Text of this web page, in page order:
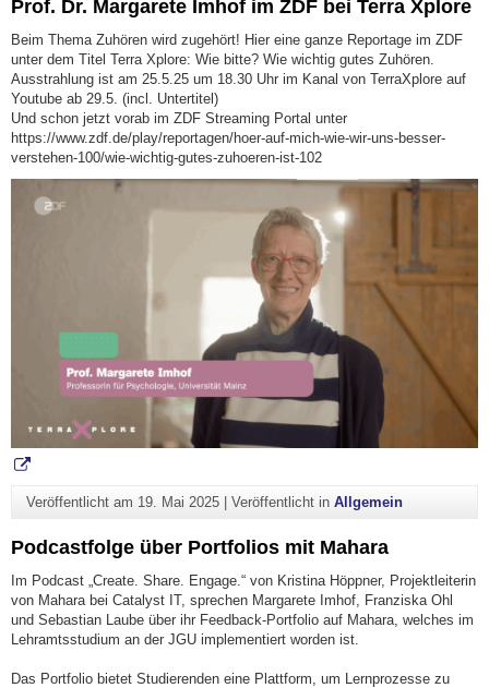
Prof. Dr. Margarete Imhof im ZDF bei Terra Xplore
Beim Thema Zuhören wird zugehört! Hier eine ganze Reportage im ZDF
unter dem Titel Terra Xplore: Wie bitte? Wie wichtig gutes Zuhören.
Ausstrahlung ist am 25.5.25 um 18.30 Uhr im Kanal von TerraXplore auf
Youtube ab 29.5. (incl. Untertitel)
Und schon jetzt vorab im ZDF Streaming Portal unter
https://www.zdf.de/play/reportagen/hoer-auf-mich-wie-wir-uns-besser-
verstehen-100/wie-wichtig-gutes-zuhoeren-ist-102
Veröffentlicht am 19. Mai 2025| Veröffentlicht in Allgemein
Podcastfolge über Portfolios mit Mahara
Im Podcast „Create. Share. Engage.“ von Kristina Höppner, Projektleiterin
von Mahara bei Catalyst IT, sprechen Margarete Imhof, Franziska Ohl
und Sebastian Laube über ihr Feedback-Portfolio auf Mahara, welches im
Lehramtsstudium an der JGU implementiert worden ist.
Das Portfolio bietet Studierenden eine Plattform, um Lernprozesse zu